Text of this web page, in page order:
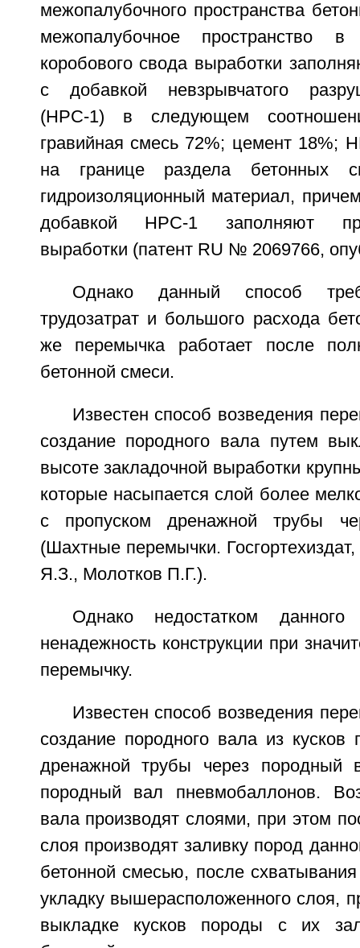
межопалубочного пространства
межопалубочное пространство
коробового свода выработки
с добавкой невзрывчатого
(НРС-1) в следующем
гравийная смесь 72%; цемент 18%;
на границе раздела бетонных
гидроизоляционный материал,
добавкой НРС-1 заполняют
выработки (патент RU № 2069766,
Однако данный способ
трудозатрат и большого расхода
же перемычка работает после
бетонной смеси.
Известен способ возведения
создание породного вала путем
высоте закладочной выработки
которые насыпается слой более
с пропуском дренажной трубы
(Шахтные перемычки.
Я.З., Молотков П.Г.).
Однако недостатком данного
ненадежность конструкции при
перемычку.
Известен способ возведения
создание породного вала из
дренажной трубы через породный
породный вал пневмобаллонов.
вала производят слоями, при этом
слоя производят заливку пород
бетонной смесью, после
укладку вышерасположенного слоя,
выкладке кусков породы с их